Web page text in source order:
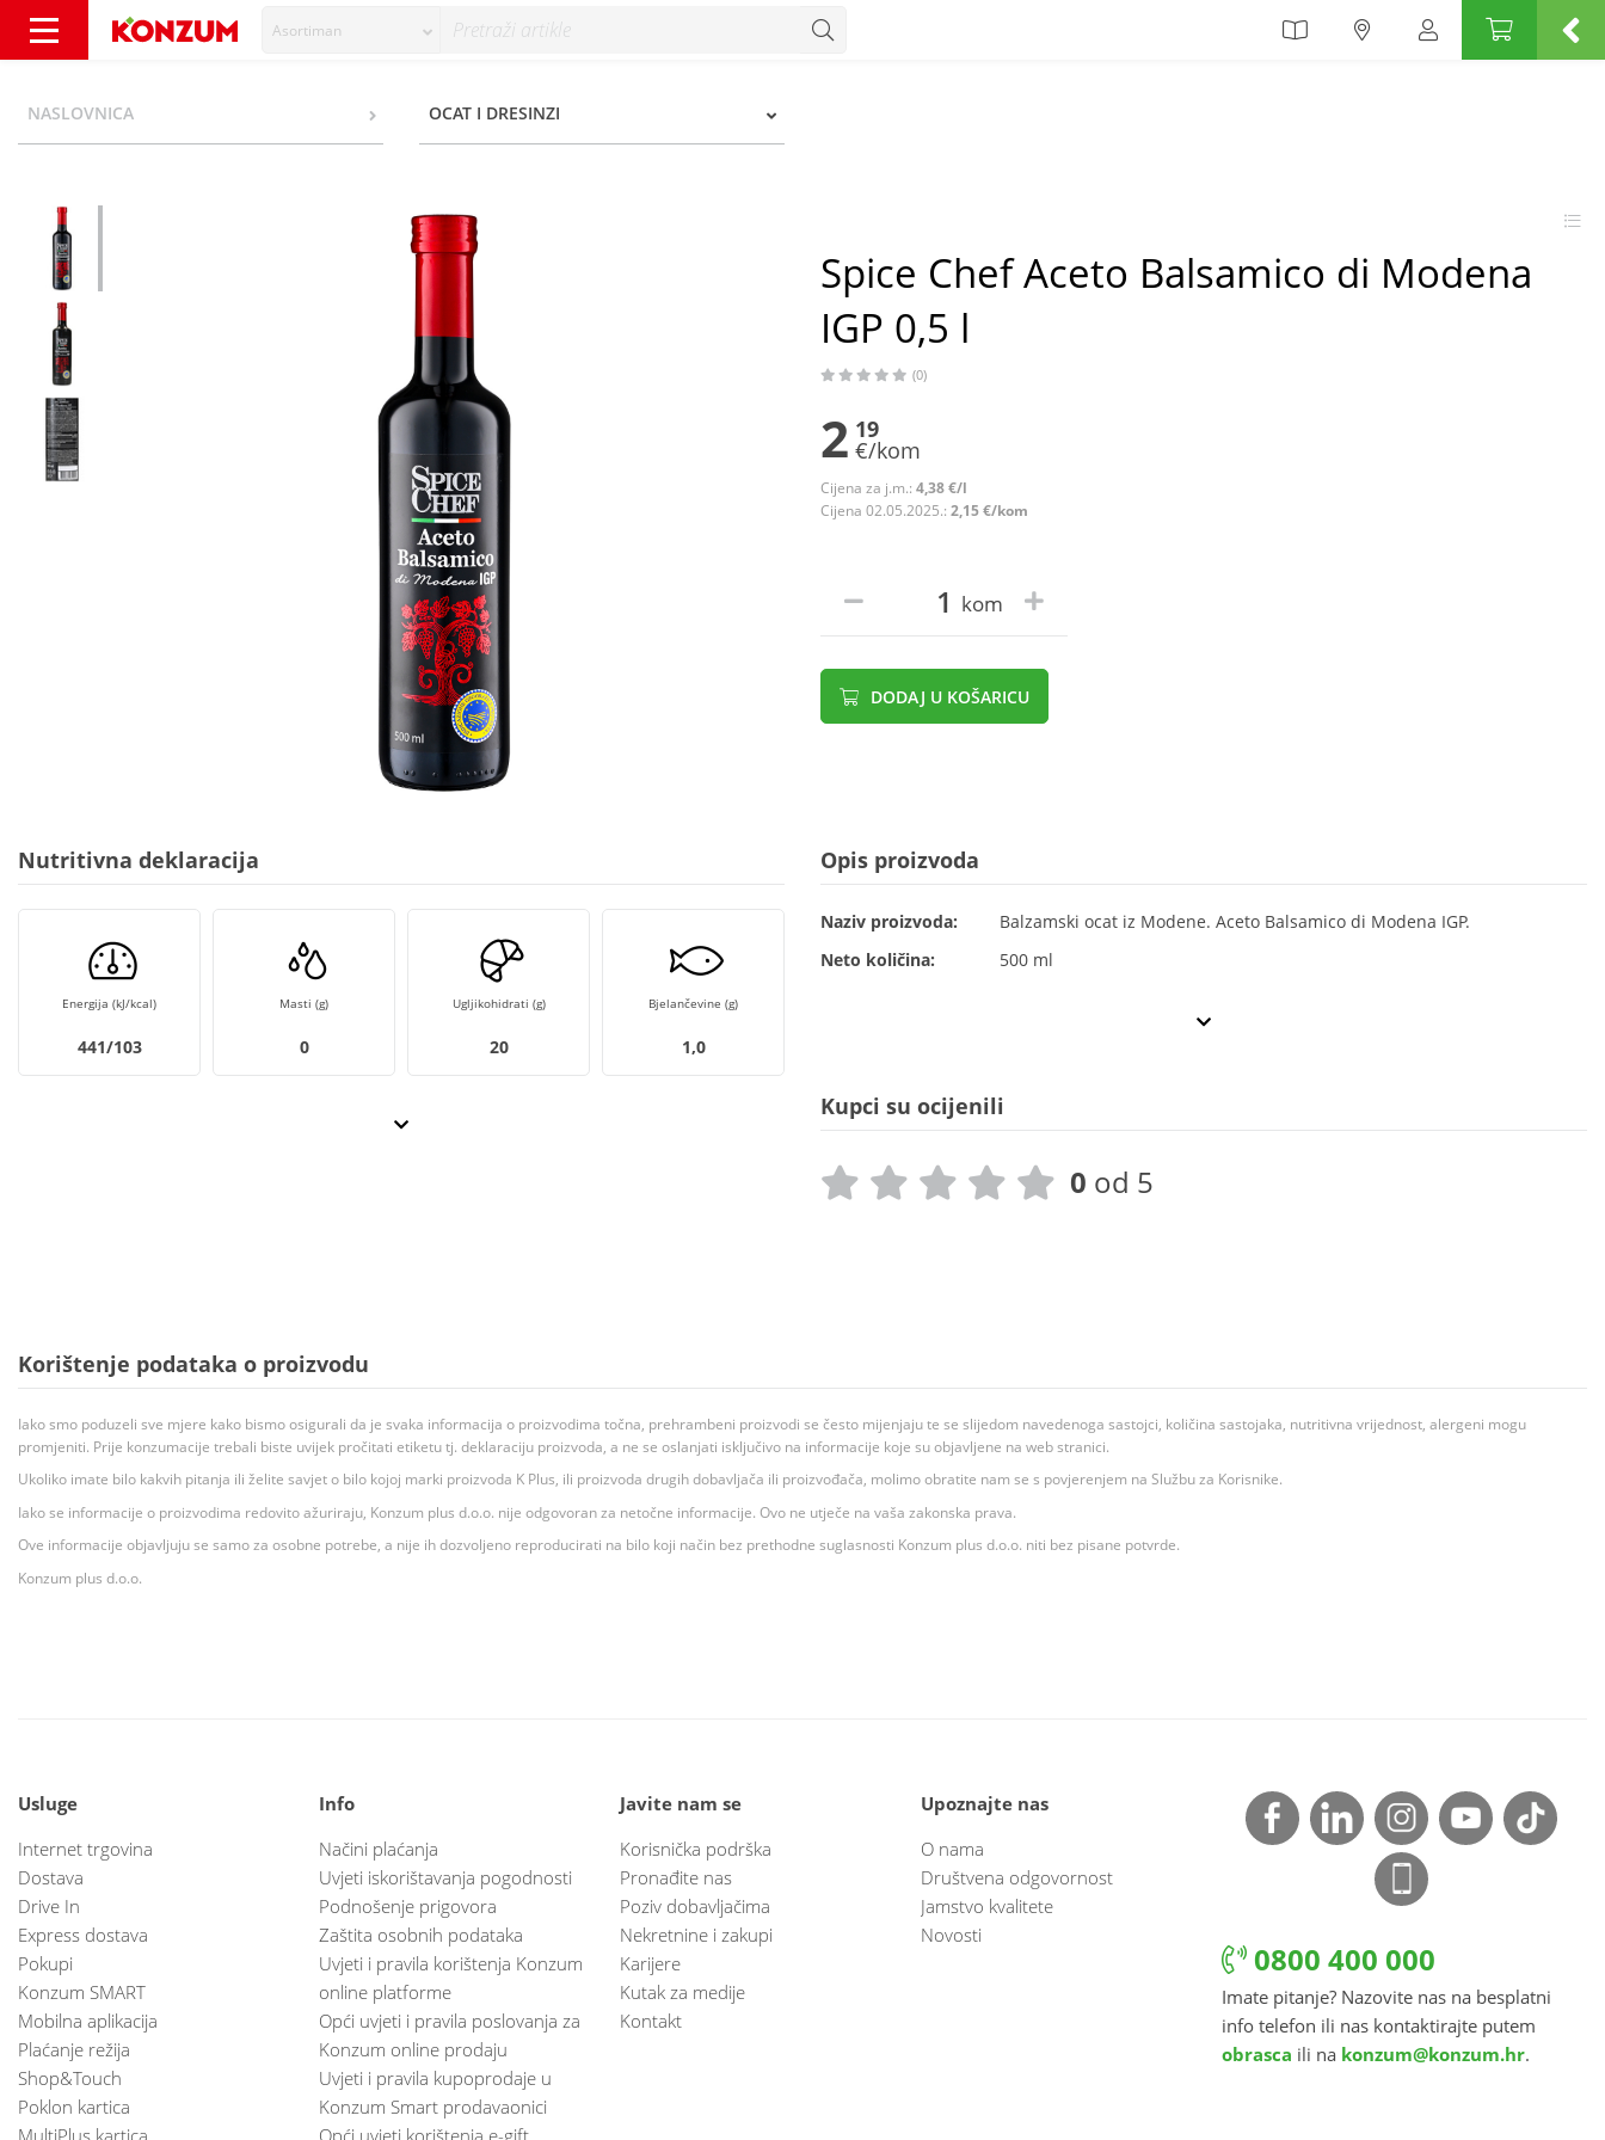
Asortiman
NASLOVNICA OCAT I DRESINZI
Spice Chef Aceto Balsamico di Modena
IGP 0,5 l
(0)
2 19
€/kom
Cijena za j.m.: 4,38 €/l
Cijena 02.05.2025.: 2,15 €/kom
kom
DODAJ U KOŠARICU
Nutritivna deklaracija
Energija (kJ/kcal)
441/103
Masti (g)
0
Ugljikohidrati (g)
20
Bjelančevine (g)
1,0
Opis proizvoda
Naziv proizvoda:
Balzamski ocat iz Modene. Aceto Balsamico di Modena IGP.
Neto količina:
500 ml
Kupci su ocijenili
0 od 5
Korištenje podataka o proizvodu
Iako smo poduzeli sve mjere kako bismo osigurali da je svaka informacija o proizvodima točna, prehrambeni proizvodi se često mijenjaju te se slijedom navedenoga sastojci, količina sastojaka, nutritivna vrijednost, alergeni mogu
promjeniti. Prije konzumacije trebali biste uvijek pročitati etiketu tj. deklaraciju proizvoda, a ne se oslanjati isključivo na informacije koje su objavljene na web stranici.
Ukoliko imate bilo kakvih pitanja ili želite savjet o bilo kojoj marki proizvoda K Plus, ili proizvoda drugih dobavljača ili proizvođača, molimo obratite nam se s povjerenjem na Službu za Korisnike.
Iako se informacije o proizvodima redovito ažuriraju, Konzum plus d.o.o. nije odgovoran za netočne informacije. Ovo ne utječe na vaša zakonska prava.
Ove informacije objavljuju se samo za osobne potrebe, a nije ih dozvoljeno reproducirati na bilo koji način bez prethodne suglasnosti Konzum plus d.o.o. niti bez pisane potvrde.
Konzum plus d.o.o.
Usluge
Internet trgovina
Dostava
Drive In
Express dostava
Pokupi
Konzum SMART
Mobilna aplikacija
Plaćanje režija
Shop&Touch
Poklon kartica
MultiPlus kartica
Info
Načini plaćanja
Uvjeti iskorištavanja pogodnosti
Podnošenje prigovora
Zaštita osobnih podataka
Uvjeti i pravila korištenja Konzum
online platforme
Opći uvjeti i pravila poslovanja za
Konzum online prodaju
Uvjeti i pravila kupoprodaje u
Konzum Smart prodavaonici
Opći uvjeti korištenja e-gift
Javite nam se
Korisnička podrška
Pronađite nas
Poziv dobavljačima
Nekretnine i zakupi
Karijere
Kutak za medije
Kontakt
Upoznajte nas
O nama
Društvena odgovornost
Jamstvo kvalitete
Novosti
0800 400 000
Imate pitanje? Nazovite nas na besplatni
info telefon ili nas kontaktirajte putem
obrasca ili na konzum@konzum.hr.